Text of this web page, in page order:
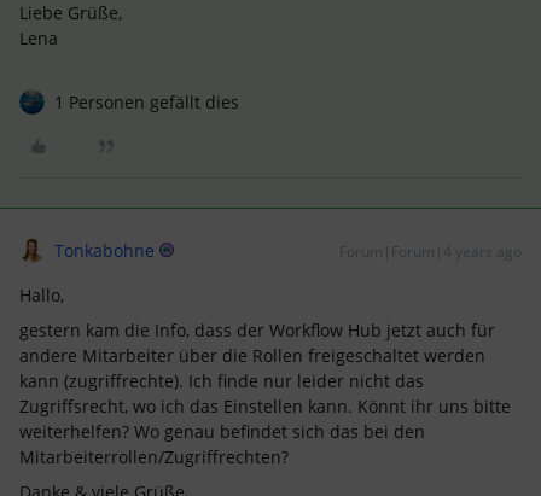
Liebe Grüße,
Lena
1 Personen gefällt dies
Tonkabohne Forum|Forum|4 years ago
Hallo,
gestern kam die Info, dass der Workflow Hub jetzt auch für
andere Mitarbeiter über die Rollen freigeschaltet werden
kann (zugriffrechte). Ich finde nur leider nicht das
Zugriffsrecht, wo ich das Einstellen kann. Könnt ihr uns bitte
weiterhelfen? Wo genau befindet sich das bei den
Mitarbeiterrollen/Zugriffrechten?